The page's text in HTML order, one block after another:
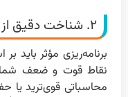
۲. شناخت دقیق از وضعیت تحصیلی خود
برنامه‌ریزی مؤثر
نقاط قوت و ضعف
محاسباتی قوی‌ترید یا